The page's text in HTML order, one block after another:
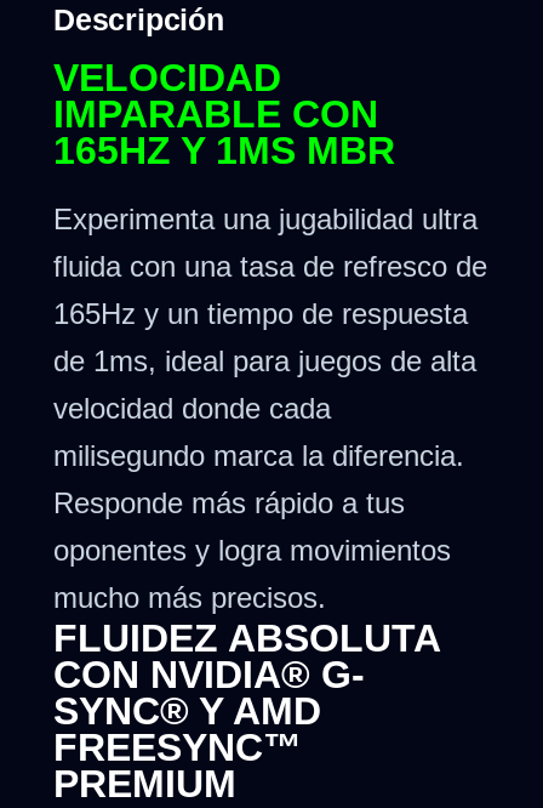
Descripción
VELOCIDAD
IMPARABLE CON
165HZ Y 1MS MBR
Experimenta una jugabilidad ultra
fluida con una tasa de refresco de
165Hz y un tiempo de respuesta
de 1ms, ideal para juegos de alta
velocidad donde cada
milisegundo marca la diferencia.
Responde más rápido a tus
oponentes y logra movimientos
mucho más precisos.
FLUIDEZ ABSOLUTA
CON NVIDIA® G-
SYNC® Y AMD
FREESYNC™
PREMIUM